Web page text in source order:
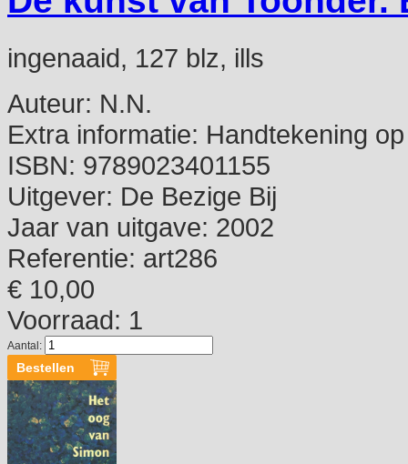
ingenaaid, 127 blz, ills
Auteur: N.N.
Extra informatie: Handtekening
ISBN: 9789023401155
Uitgever: De Bezige Bij
Jaar van uitgave: 2002
Referentie: art286
€ 10,00
Voorraad: 1
Aantal: